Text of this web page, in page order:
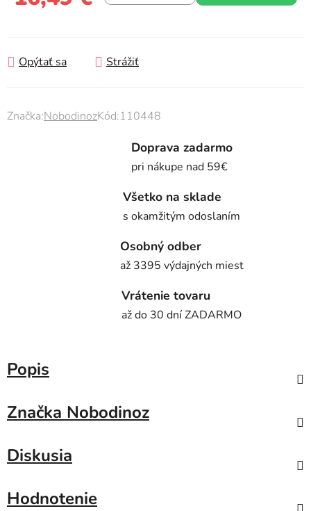
Opýtať sa Strážiť
Značka:NobodinozKód:110448
Doprava zadarmo
pri nákupe nad 59€
Všetko na sklade
s okamžitým odoslaním
Osobný odber
až 3395 výdajných miest
Vrátenie tovaru
až do 30 dní ZADARMO
Popis
Značka Nobodinoz
Diskusia
Hodnotenie